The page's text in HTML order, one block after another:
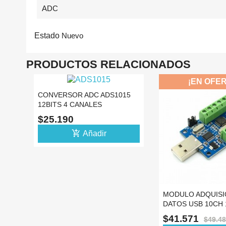
ADC
Estado Nuevo
PRODUCTOS RELACIONADOS
¡EN OFERTA!
PCF8591
DAC (TAD)
$13.189